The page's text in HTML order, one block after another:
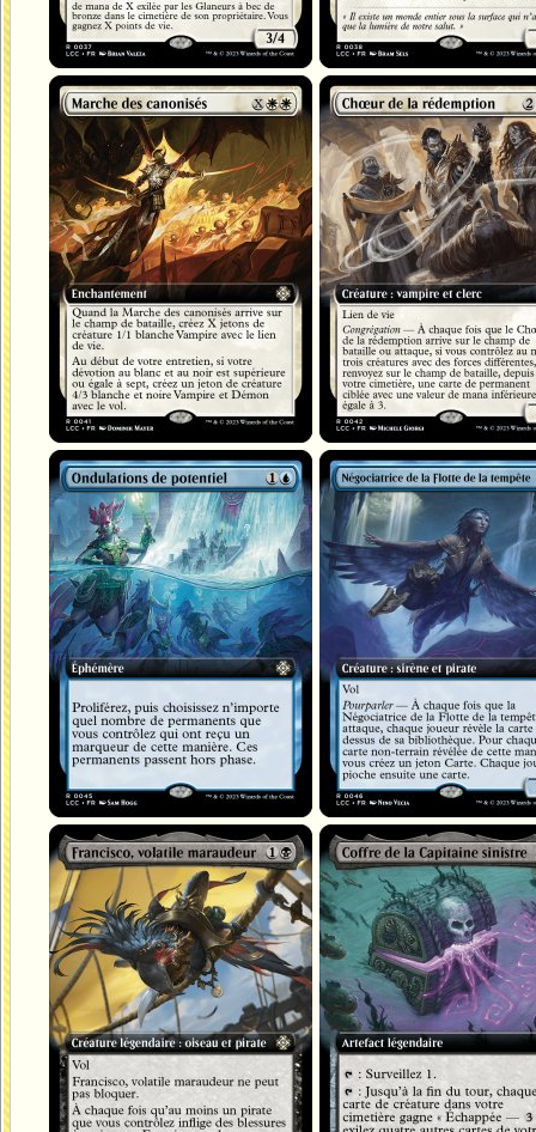
Marche des canonisés Chœur de la rédemption
Ondulations de potentiel Négociatrice de la Flotte de la
Francisco, volatile maraudeur Coffre de la Capitaine sinistre